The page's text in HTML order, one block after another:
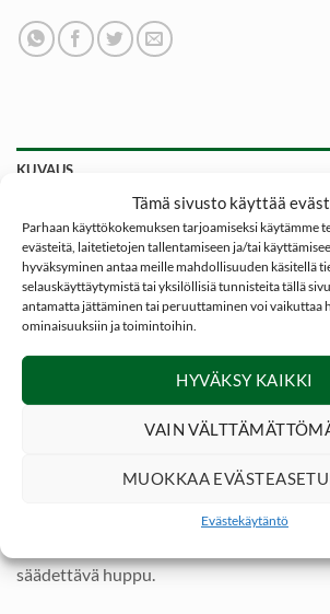
Tämä sivusto käyttää
Parhaan käyttökokemuksen tarjoamiseksi käytämme
evästeitä, laitetietojen tallentamiseen ja/tai
hyväksyminen antaa meille mahdollisuuden käsitellä
selauskäyttäytymistä tai yksilöllisiä tunnisteita tällä
antamatta jättäminen tai peruuttaminen voi vaikuttaa
ominaisuuksiin ja toimintoihin.
HYVÄKSY KAIKKI
VAIN
MUOKKAA
Evästekäytäntö
KUVAUS
ARVIOT (0)
Dovrefjell Vilde – pitkä naisten
Dovrefjell Vilde on pitkä takki, jossa on
tuulenpitävä 2-kerroksinen rakenne.
löysä vuori lisää mukavuutta.
kaksi viistoa vetoketjulla suljettavaa
säädettävä huppu.